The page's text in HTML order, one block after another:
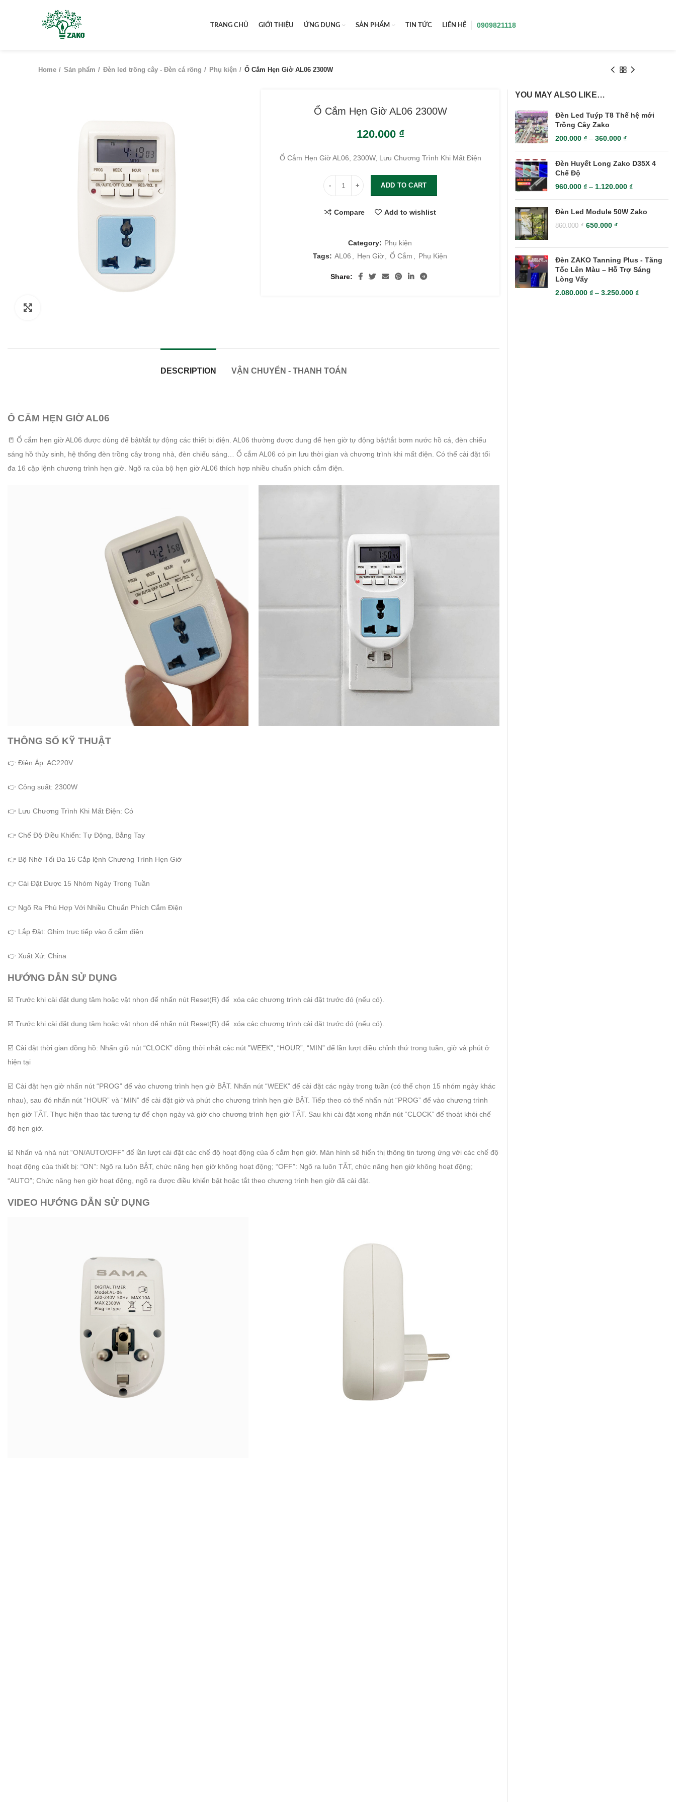
TRANG CHỦ GIỚI THIỆU ỨNG DỤNG SẢN PHẨM TIN TỨC LIÊN HỆ 0909821118
Home Sản phẩm Đèn led trồng cây - Đèn cá rồng Phụ kiện Ổ Cắm Hẹn Giờ AL06 2300W
Ổ Cắm Hẹn Giờ AL06 2300W
120.000 ₫
Ổ Cắm Hẹn Giờ AL06, 2300W, Lưu Chương Trình Khi Mất Điện
ADD TO CART
Compare Add to wishlist
Category: Phụ kiện
Tags: AL06 Hẹn Giờ Ổ Cắm Phụ Kiện
Share
DESCRIPTION VẬN CHUYỂN - THANH TOÁN
Ổ CẮM HẸN GIỜ AL06
📒 Ổ cắm hẹn giờ AL06 được dùng để bật/tắt tự động các thiết bị điện. AL06 thường được dung để hẹn giờ tự động bật/tắt bơm nước hồ cá, đèn chiếu
sáng hồ thủy sinh, hệ thống đèn trồng cây trong nhà, đèn chiếu sáng… Ổ cắm AL06 có pin lưu thời gian và chương trình khi mất điện. Có thể cài đặt tối
đa 16 cặp lệnh chương trình hẹn giờ. Ngõ ra của bộ hẹn giờ AL06 thích hợp nhiều chuẩn phích cắm điện.
THÔNG SỐ KỸ THUẬT
👉 Điện Áp: AC220V
👉 Công suất: 2300W
👉 Lưu Chương Trình Khi Mất Điện: Có
👉 Chế Độ Điều Khiển: Tự Động, Bằng Tay
👉 Bộ Nhớ Tối Đa 16 Cắp lệnh Chương Trình Hẹn Giờ
👉 Cài Đặt Được 15 Nhóm Ngày Trong Tuần
👉 Ngõ Ra Phù Hợp Với Nhiều Chuẩn Phích Cắm Điện
👉 Lắp Đặt: Ghim trực tiếp vào ổ cắm điện
👉 Xuất Xứ: China
HƯỚNG DẪN SỬ DỤNG
☑️ Trước khi cài đặt dung tăm hoặc vật nhọn để nhấn nút Reset(R) để xóa các chương trình cài đặt trước đó (nếu có).
☑️ Trước khi cài đặt dung tăm hoặc vật nhọn để nhấn nút Reset(R) để xóa các chương trình cài đặt trước đó (nếu có).
☑️ Cài đặt thời gian đồng hồ: Nhấn giữ nút “CLOCK” đồng thời nhất các nút ”WEEK”, “HOUR”, “MIN” để lần lượt điều chỉnh thứ trong tuần, giờ và phút ở
hiện tại
☑️ Cài đặt hẹn giờ nhấn nút “PROG” để vào chương trình hẹn giờ BẬT. Nhấn nút “WEEK” để cài đặt các ngày trong tuần (có thể chọn 15 nhóm ngày khác
nhau), sau đó nhấn nút “HOUR” và “MIN” để cài đặt giờ và phút cho chương trình hẹn giờ BẬT. Tiếp theo có thể nhấn nút “PROG” để vào chương trình
hẹn giờ TẮT. Thực hiện thao tác tương tự để chọn ngày và giờ cho chương trình hẹn giờ TẮT. Sau khi cài đặt xong nhấn nút “CLOCK” để thoát khỏi chế
độ hẹn giờ.
☑️ Nhấn và nhả nút “ON/AUTO/OFF” để lần lượt cài đặt các chế độ hoạt động của ổ cắm hẹn giờ. Màn hình sẽ hiển thị thông tin tương ứng với các chế độ
hoạt động của thiết bị: “ON”: Ngõ ra luôn BẬT, chức năng hẹn giờ không hoạt động; “OFF”: Ngõ ra luôn TẮT, chức năng hẹn giờ không hoạt động;
“AUTO”; Chức năng hẹn giờ hoạt động, ngõ ra được điều khiển bật hoặc tắt theo chương trình hẹn giờ đã cài đặt.
VIDEO HƯỚNG DẪN SỬ DỤNG
YOU MAY ALSO LIKE…
Đèn Led Tuýp T8 Thế hệ mới
Trồng Cây Zako
200.000 ₫ – 360.000 ₫
Đèn Huyết Long Zako D35X 4
Chế Độ
960.000 ₫ – 1.120.000 ₫
Đèn Led Module 50W Zako
860.000₫ 650.000 ₫
Đèn ZAKO Tanning Plus - Tăng
Tốc Lên Màu – Hỗ Trợ Sáng
Lòng Vẩy
2.080.000 ₫ – 3.250.000 ₫